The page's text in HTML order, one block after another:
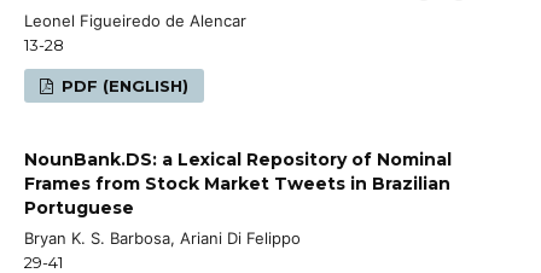
Leonel Figueiredo de Alencar
13-28
PDF (ENGLISH)
NounBank.DS: a Lexical Repository of Nominal
Frames from Stock Market Tweets in Brazilian
Portuguese
Bryan K. S. Barbosa, Ariani Di Felippo
29-41